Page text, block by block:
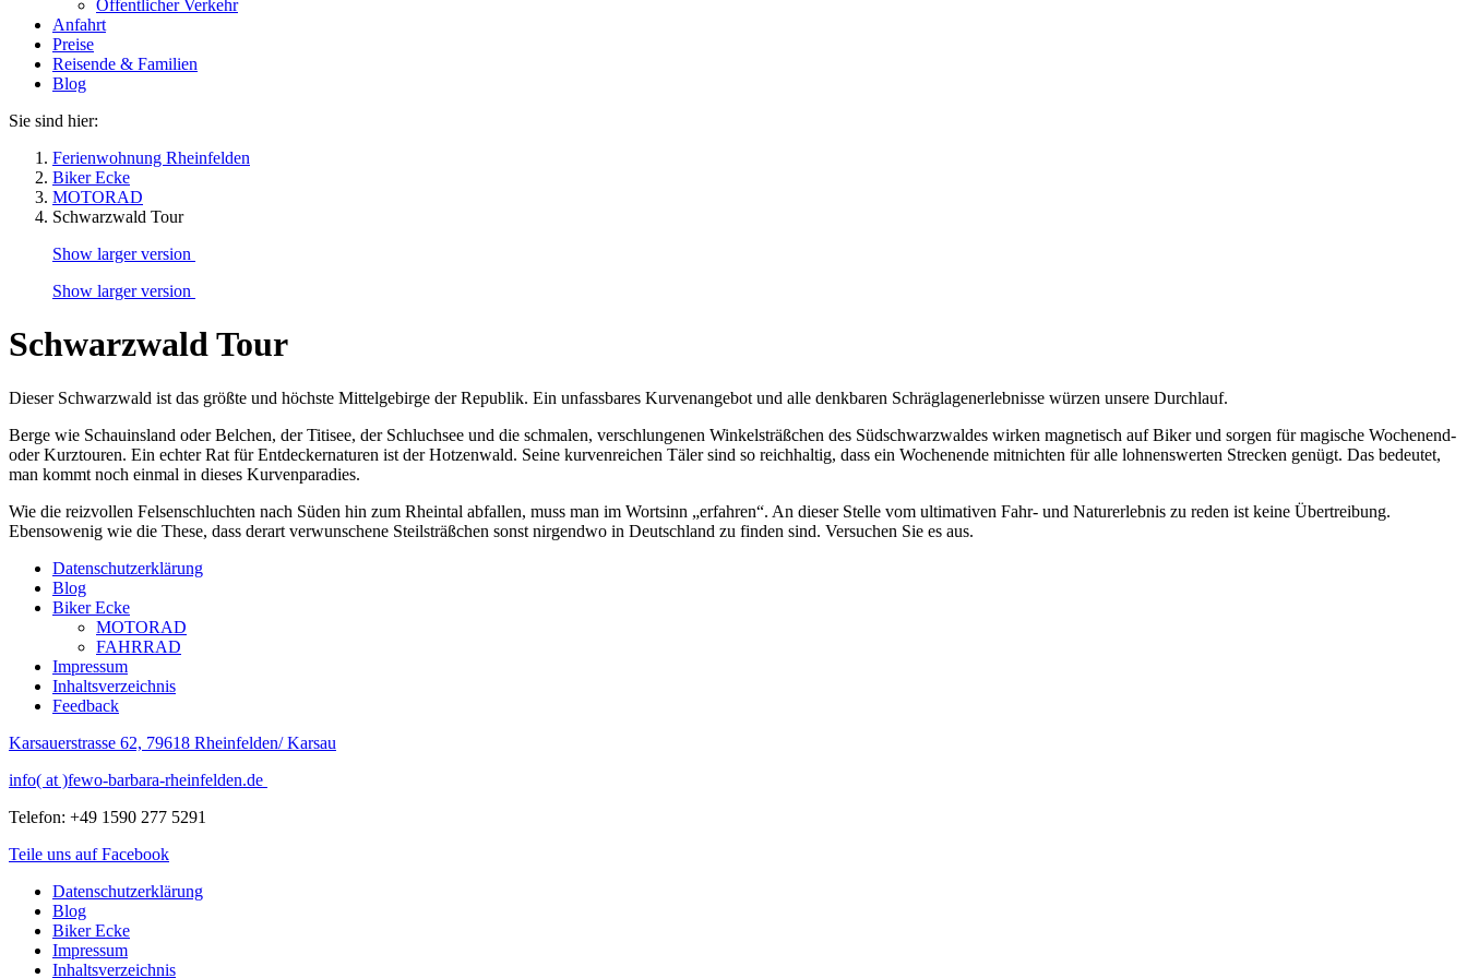
Öffentlicher Verkehr
Anfahrt
Preise
Reisende & Familien
Blog
Sie sind hier:
Ferienwohnung Rheinfelden
Biker Ecke
MOTORAD
Schwarzwald Tour
Show larger version
Show larger version
Schwarzwald Tour
Dieser Schwarzwald ist das größte und höchste Mittelgebirge der Republik. Ein unfassbares Kurvenangebot und alle denkbaren Schräglagenerlebnisse würzen unsere Durchlauf.
Berge wie Schauinsland oder Belchen, der Titisee, der Schluchsee und die schmalen, verschlungenen Winkelsträßchen des Südschwarzwaldes wirken magnetisch auf Biker und sorgen für magische Wochenend-
oder Kurztouren. Ein echter Rat für Entdeckernaturen ist der Hotzenwald. Seine kurvenreichen Täler sind so reichhaltig, dass ein Wochenende mitnichten für alle lohnenswerten Strecken genügt. Das bedeutet,
man kommt noch einmal in dieses Kurvenparadies.
Wie die reizvollen Felsenschluchten nach Süden hin zum Rheintal abfallen, muss man im Wortsinn „erfahren“. An dieser Stelle vom ultimativen Fahr- und Naturerlebnis zu reden ist keine Übertreibung.
Ebensowenig wie die These, dass derart verwunschene Steilsträßchen sonst nirgendwo in Deutschland zu finden sind. Versuchen Sie es aus.
Datenschutzerklärung
Blog
Biker Ecke
MOTORAD
FAHRRAD
Impressum
Inhaltsverzeichnis
Feedback
Karsauerstrasse 62, 79618 Rheinfelden/ Karsau
info( at )fewo-barbara-rheinfelden.de
Telefon: +49 1590 277 5291
Teile uns auf Facebook
Datenschutzerklärung
Blog
Biker Ecke
Impressum
Inhaltsverzeichnis